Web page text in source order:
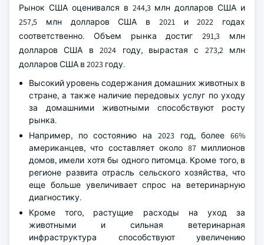
Рынок США оценивался в 244,3 млн долларов США и
257,5 млн долларов США в 2021 и 2022 годах
соответственно. Объем рынка достиг 291,3 млн
долларов США в 2024 году, вырастая с 273,2 млн
долларов США в 2023 году.
Высокий уровень содержания домашних животных в
стране, а также наличие передовых услуг по уходу
за домашними животными способствуют росту
рынка.
Например, по состоянию на 2023 год, более 66%
американцев, что составляет около 87 миллионов
домов, имели хотя бы одного питомца. Кроме того, в
регионе развита отрасль сельского хозяйства, что
еще больше увеличивает спрос на ветеринарную
диагностику.
Кроме того, растущие расходы на уход за
животными и сильная ветеринарная
инфраструктура способствуют увеличению